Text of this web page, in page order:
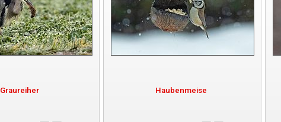
Graureiher Haubenmeise